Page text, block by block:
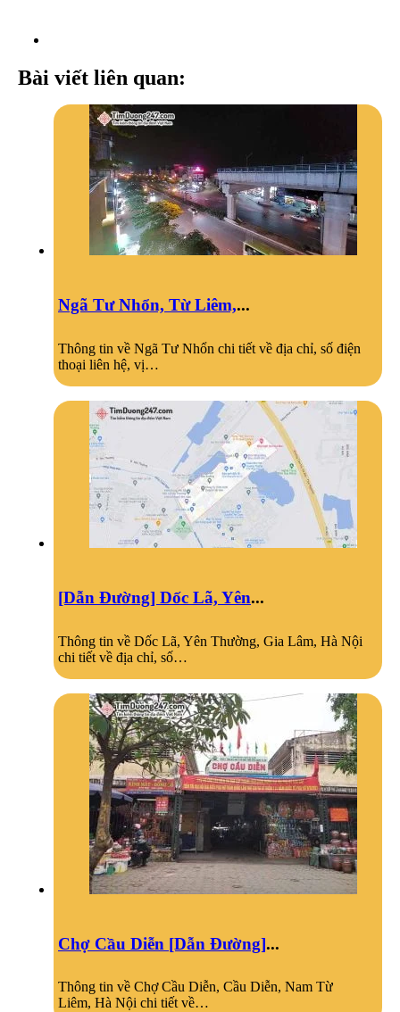
Bài viết liên quan:
Ngã Tư Nhổn, Từ Liêm,...
Thông tin về Ngã Tư Nhổn chi tiết về địa chỉ, số điện
thoại liên hệ, vị…
[Dẫn Đường] Dốc Lã, Yên...
Thông tin về Dốc Lã, Yên Thường, Gia Lâm, Hà Nội
chi tiết về địa chỉ, số…
Chợ Cầu Diễn [Dẫn Đường]...
Thông tin về Chợ Cầu Diễn, Cầu Diễn, Nam Từ
Liêm, Hà Nội chi tiết về…